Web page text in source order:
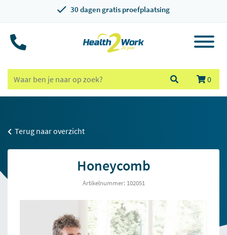
30 dagen gratis proefplaatsing
0
Terug naar overzicht
Honeycomb
Artikelnummer: 102051